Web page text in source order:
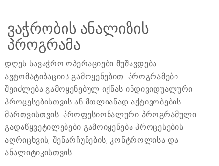
ვაჭრობის ანალიზის
პროგრამა
დღეს სავაჭრო ოპერაციები მუშავდება
ავტომატიზაციის გამოყენებით. პროგრამები
შეიძლება გამოყენებულ იქნას ინდივიდუალური
პროცესებისთვის ან მთლიანად აქტივობების
მართვისთვის. პროფესიონალური პროგრამული
გადაწყვეტილებები გამოიყენება პროცესების
აღრიცხვის, შენარჩუნების, კონტროლისა და
ანალიტიკისთვის.